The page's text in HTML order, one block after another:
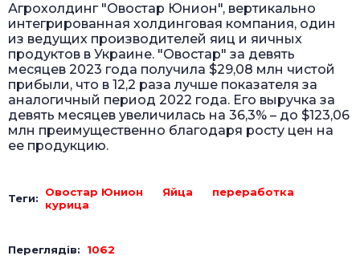
Агрохолдинг "Овостар Юнион", вертикально
интегрированная холдинговая компания, один
из ведущих производителей яиц и яичных
продуктов в Украине. "Овостар" за девять
месяцев 2023 года получила $29,08 млн чистой
прибыли, что в 12,2 раза лучше показателя за
аналогичный период 2022 года. Его выручка за
девять месяцев увеличилась на 36,3% – до $123,06
млн преимущественно благодаря росту цен на
ее продукцию.
Теги: Овостар Юнион Яйца
переработка
курица
Переглядів: 1062